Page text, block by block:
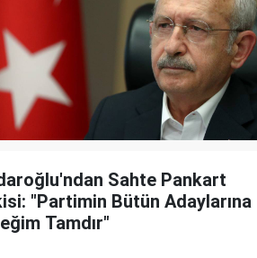
Sahte Pankart
"Partimin Bütün Adaylarına
Tamdır"